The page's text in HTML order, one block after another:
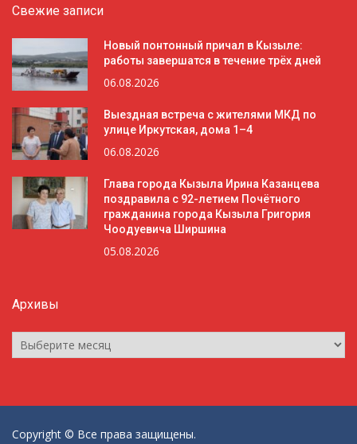
Свежие записи
Новый понтонный причал в Кызыле:
работы завершатся в течение трёх дней
06.08.2026
Выездная встреча с жителями МКД по
улице Иркутская, дома 1–4
06.08.2026
Глава города Кызыла Ирина Казанцева
поздравила с 92-летием Почётного
гражданина города Кызыла Григория
Чоодуевича Ширшина
05.08.2026
Архивы
Архивы
Copyright © Все права защищены.